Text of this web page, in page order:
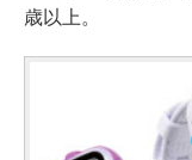
歳以上。